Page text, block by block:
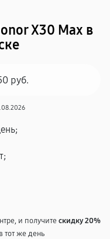
X30 Max в
руб.
и получитескидку 20%
тот же день